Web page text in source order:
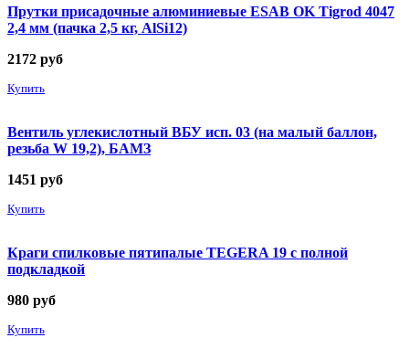
Прутки присадочные алюминиевые ESAB OK Tigrod 4047
2,4 мм (пачка 2,5 кг, AlSi12)
2172 руб
Купить
Вентиль углекислотный ВБУ исп. 03 (на малый баллон,
резьба W 19,2), БАМЗ
1451 руб
Купить
Краги спилковые пятипалые TEGERA 19 с полной
подкладкой
980 руб
Купить